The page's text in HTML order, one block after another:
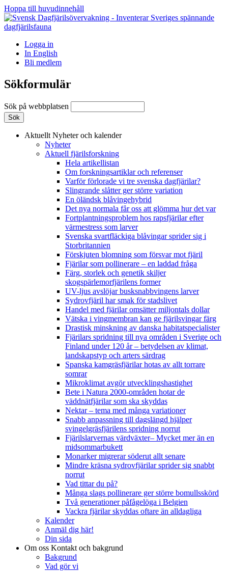
Hoppa till huvudinnehåll
Logga in
In English
Bli medlem
Sökformulär
Sök på webbplatsen
Aktuellt Nyheter och kalender
Nyheter
Aktuell fjärilsforskning
Hela artikellistan
Om forskningsartiklar och referenser
Varför förlorade vi tre svenska dagfjärilar?
Slingrande slåtter ger större variation
En öländsk blåvingehybrid
Det nya normala får oss att glömma hur det var
Fortplantningsproblem hos rapsfjärilar efter
värmestress som larver
Svenska svartfläckiga blåvingar sprider sig i
Storbritannien
Förskjuten blomning som försvar mot fjäril
Fjärilar som pollinerare – en laddad fråga
Färg, storlek och genetik skiljer
skogspärlemorfjärilens former
UV-ljus avslöjar busksnabbvingens larver
Sydrovfjäril har smak för stadslivet
Handel med fjärilar omsätter miljontals dollar
Vätska i vingmembran kan ge fjärilsvingar färg
Drastisk minskning av danska habitatspecialister
Fjärilars spridning till nya områden i Sverige och
Finland under 120 år– betydelsen av klimat,
landskapstyp och arters särdrag
Spanska kamgräsfjärilar hotas av allt torrare
somrar
Mikroklimat avgör utvecklingshastighet
Bete i Natura 2000-områden hotar de
väddnätfjärilar som ska skyddas
Nektar – tema med många variationer
Snabb anpassning till dagslängd hjälper
svingelgräsfjärilens spridning norrut
Fjärilslarvernas värdväxter– Mycket mer än en
midsommarbukett
Monarker migrerar söderut allt senare
Mindre kräsna sydrovfjärilar sprider sig snabbt
norrut
Vad tittar du på?
Många slags pollinerare ger större bomullsskörd
Två generationer påfågelöga i Belgien
Vackra fjärilar skyddas oftare än alldagliga
Kalender
Anmäl dig här!
Din sida
Om oss Kontakt och bakgrund
Bakgrund
Vad gör vi